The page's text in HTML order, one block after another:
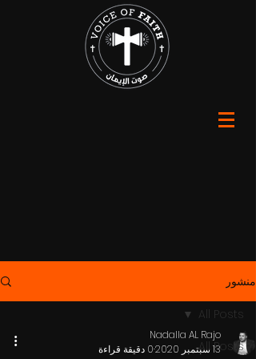
منشور
All Posts
All Posts
Nadalla AL Rajo
13 سبتمبر 2020
0 دقيقة قراءة